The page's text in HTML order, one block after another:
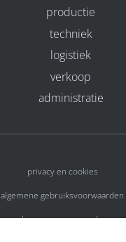
productie
techniek
logistiek
verkoop
administratie
privacy en cookies
algemene gebruiksvoorwaarden
algemene voorwaarden